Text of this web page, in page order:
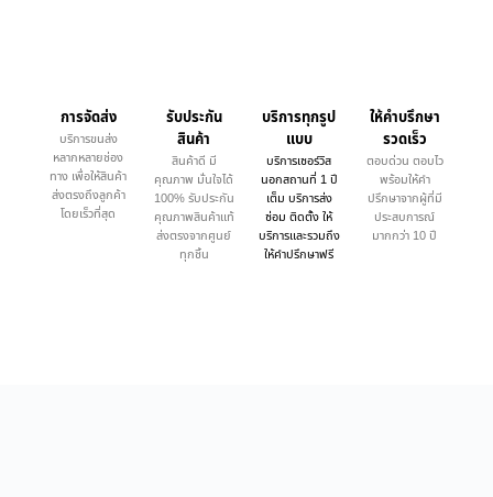
การจัดส่ง
บริการขนส่ง
หลากหลายช่อง
ทาง เพื่อให้สินค้า
ส่งตรงถึงลูกค้า
โดยเร็วที่สุด
รับประกัน
สินค้า
สินค้าดี มี
คุณภาพ มั่นใจได้
100% รับประกัน
คุณภาพสินค้าแท้
ส่งตรงจากศูนย์
ทุกชิ้น
บริการทุกรูป
แบบ
บริการเซอร์วิส
นอกสถานที่ 1 ปี
เต็ม บริการส่ง
ซ่อม ติดตั้ง ให้
บริการและรวมถึง
ให้คำปรึกษาฟรี
ให้คำบรึกษา
รวดเร็ว
ตอบด่วน ตอบไว
พร้อมให้คำ
ปรึกษาจากผู้ที่มี
ประสบการณ์
มากกว่า 10 ปี